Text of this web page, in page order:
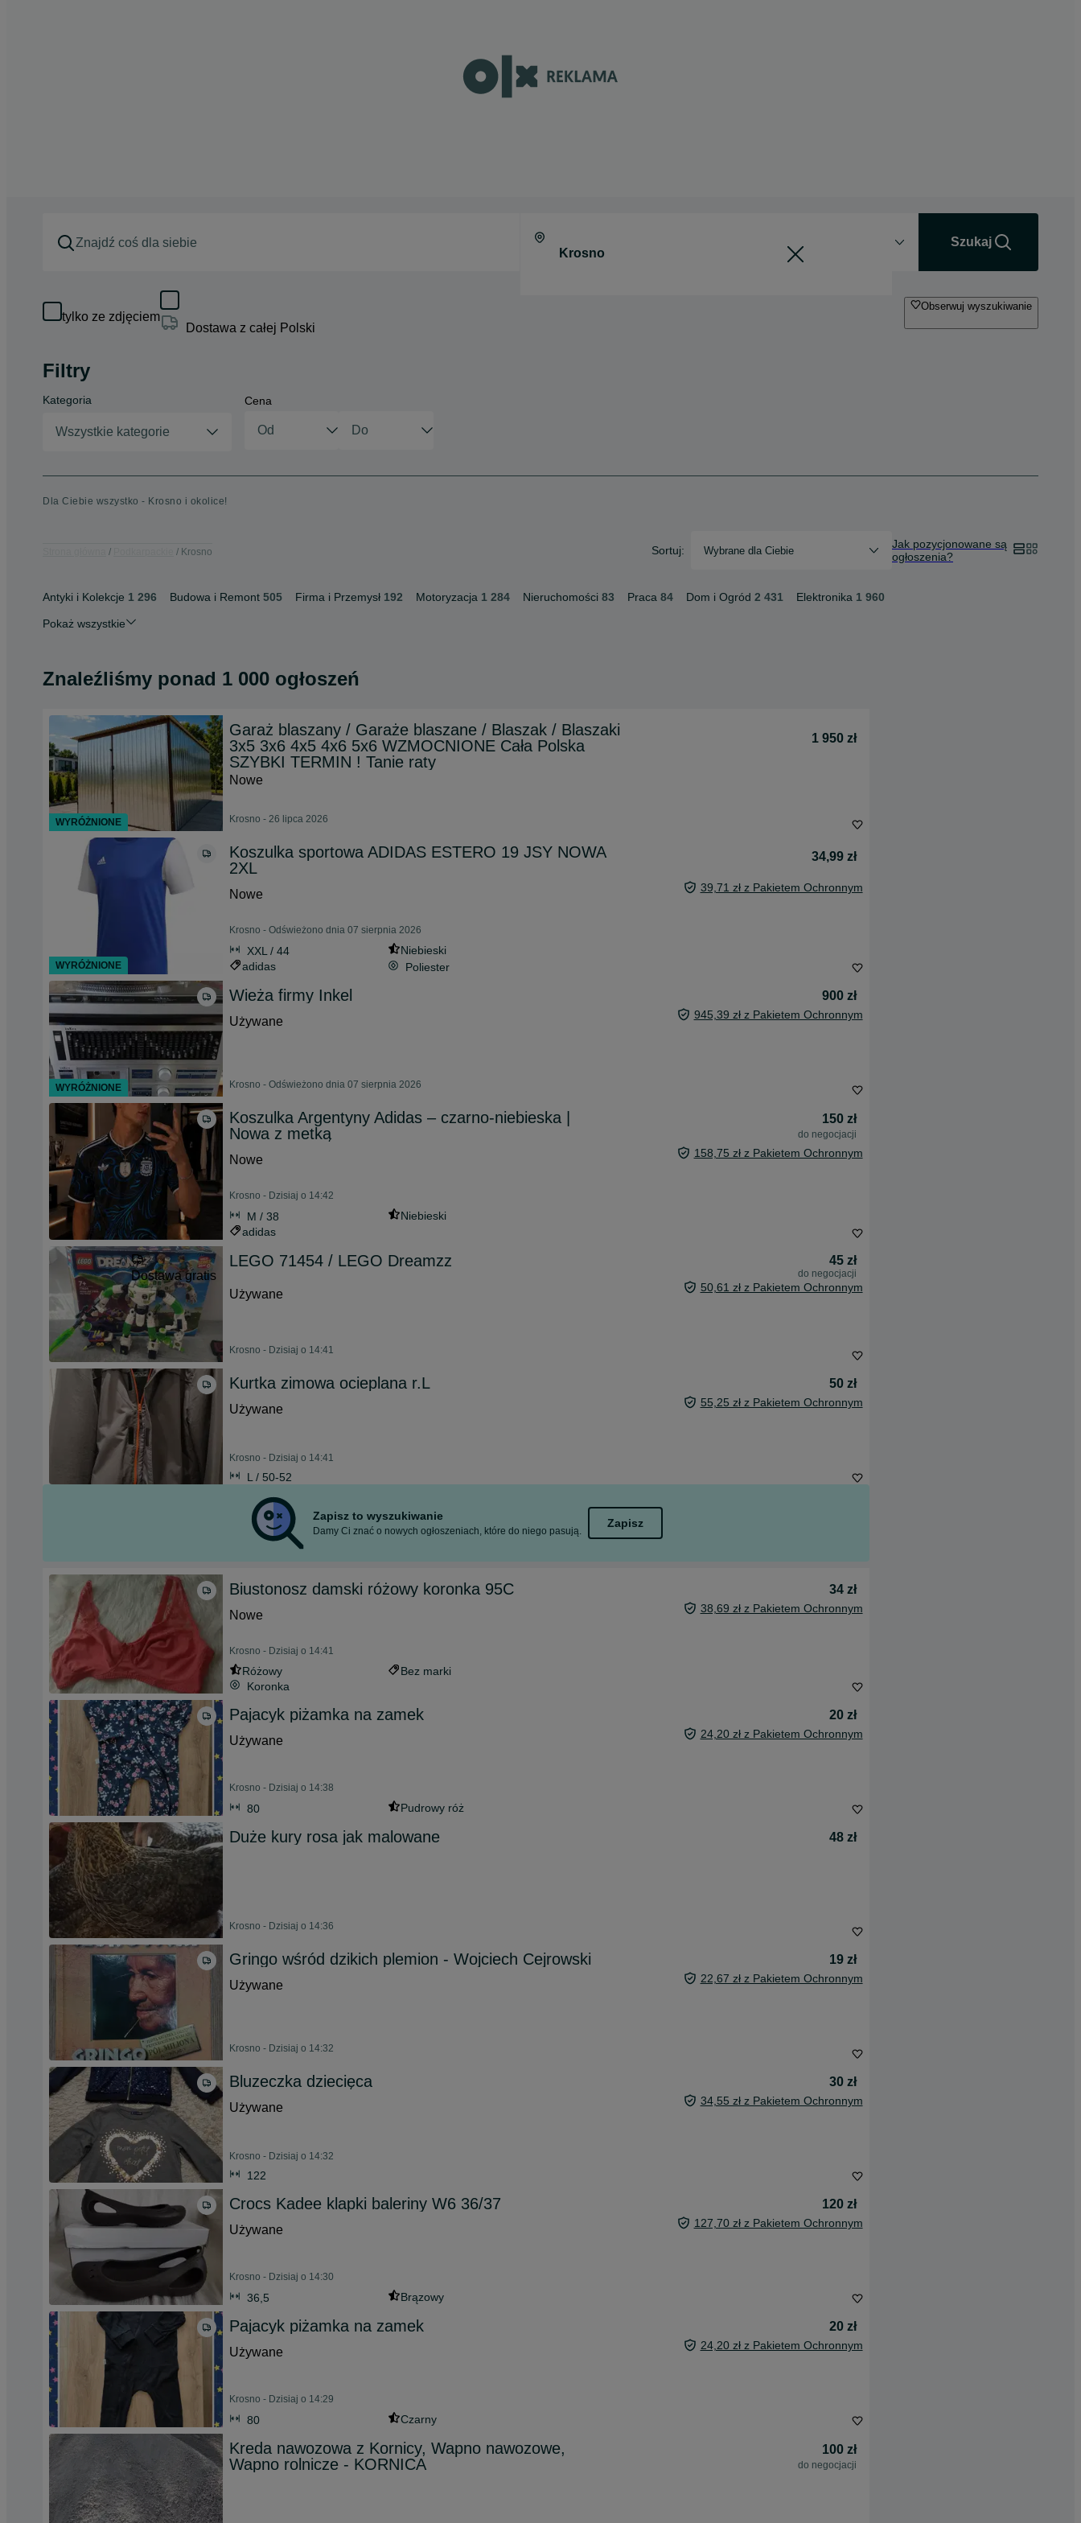
Szukaj
tylko ze zdjęciem
Dostawa z całej Polski
Obserwuj wyszukiwanie
Filtry
Kategoria
Wszystkie kategorie
Cena
Dla Ciebie wszystko - Krosno i okolice!
Krosno Sortuj: Wybrane dla Ciebie
Jak pozycjonowane są
ogłoszenia?
Antyki i Kolekcje 1 296 Budowa i Remont 505 Firma i Przemysł 192 Motoryzacja 1 284 Nieruchomości 83 Praca 84 Dom i Ogród 2 431 Elektronika 1 960
Pokaż wszystkie
Znaleźliśmy ponad 1 000 ogłoszeń
Garaż blaszany / Garaże blaszane / Blaszak / Blaszaki
3x5 3x6 4x5 4x6 5x6 WZMOCNIONE Cała Polska
SZYBKI TERMIN ! Tanie raty
1 950 zł
Nowe
Krosno - 26 lipca 2026
Koszulka sportowa ADIDAS ESTERO 19 JSY NOWA
2XL
34,99 zł
Nowe 39,71 zł z Pakietem Ochronnym
Krosno - Odświeżono dnia 07 sierpnia 2026
XXL / 44
Niebieski
adidas
Poliester
Wieża firmy Inkel
900 zł
Używane
945,39 zł z Pakietem Ochronnym
Krosno - Odświeżono dnia 07 sierpnia 2026
Koszulka Argentyny Adidas – czarno-niebieska |
Nowa z metką
150 zł
do negocjacji
Nowe 158,75 zł z Pakietem Ochronnym
Krosno - Dzisiaj o 14:42
M / 38
Niebieski
adidas
Dostawa gratis
LEGO 71454 / LEGO Dreamzz 45 zł
do negocjacji
Używane 50,61 zł z Pakietem Ochronnym
Krosno - Dzisiaj o 14:41
Kurtka zimowa ocieplana r.L
50 zł
Używane
55,25 zł z Pakietem Ochronnym
Krosno - Dzisiaj o 14:41
L / 50-52
Zapisz to wyszukiwanie
Damy Ci znać o nowych ogłoszeniach, które do niego pasują.
Zapisz
Biustonosz damski różowy koronka 95C
34 zł
Nowe
38,69 zł z Pakietem Ochronnym
Krosno - Dzisiaj o 14:41
Różowy
Bez marki
Koronka
Pajacyk piżamka na zamek
20 zł
Używane
24,20 zł z Pakietem Ochronnym
Krosno - Dzisiaj o 14:38
80 Pudrowy róż
Duże kury rosa jak malowane 48 zł
Krosno - Dzisiaj o 14:36
Gringo wśród dzikich plemion - Wojciech Cejrowski
19 zł
Używane
22,67 zł z Pakietem Ochronnym
Krosno - Dzisiaj o 14:32
Bluzeczka dziecięca
30 zł
Używane
34,55 zł z Pakietem Ochronnym
Krosno - Dzisiaj o 14:32
122
Crocs Kadee klapki baleriny W6 36/37
120 zł
Używane
127,70 zł z Pakietem Ochronnym
Krosno - Dzisiaj o 14:30
36,5 Brązowy
Pajacyk piżamka na zamek
20 zł
Używane
24,20 zł z Pakietem Ochronnym
Krosno - Dzisiaj o 14:29
80 Czarny
Kreda nawozowa z Kornicy, Wapno nawozowe,
Wapno rolnicze - KORNICA
100 zł
do negocjacji
WYRÓŻNIONE
WYRÓŻNIONE
WYRÓŻNIONE